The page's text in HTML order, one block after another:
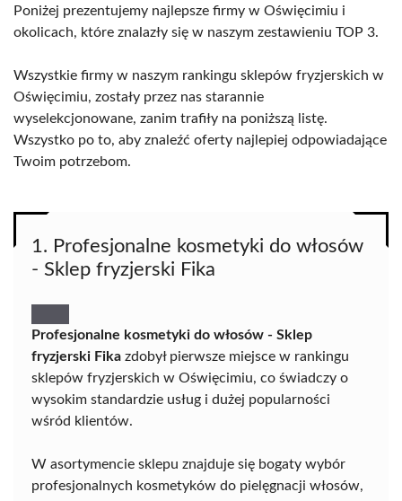
Poniżej prezentujemy najlepsze firmy w Oświęcimiu i
okolicach, które znalazły się w naszym zestawieniu TOP 3.
Wszystkie firmy w naszym rankingu sklepów fryzjerskich w
Oświęcimiu, zostały przez nas starannie
wyselekcjonowane, zanim trafiły na poniższą listę.
Wszystko po to, aby znaleźć oferty najlepiej odpowiadające
Twoim potrzebom.
1. Profesjonalne kosmetyki do włosów
- Sklep fryzjerski Fika
Profesjonalne kosmetyki do włosów - Sklep
fryzjerski Fika zdobył pierwsze miejsce w rankingu
sklepów fryzjerskich w Oświęcimiu, co świadczy o
wysokim standardzie usług i dużej popularności
wśród klientów.
W asortymencie sklepu znajduje się bogaty wybór
profesjonalnych kosmetyków do pielęgnacji włosów,